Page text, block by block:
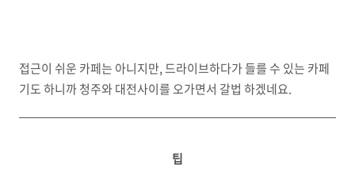
접근이 쉬운 카페는 아니지만, 드라이브하다가 들를 수 있는 카페
기도 하니까 청주와 대전사이를 오가면서 갈법 하겠네요.
팁